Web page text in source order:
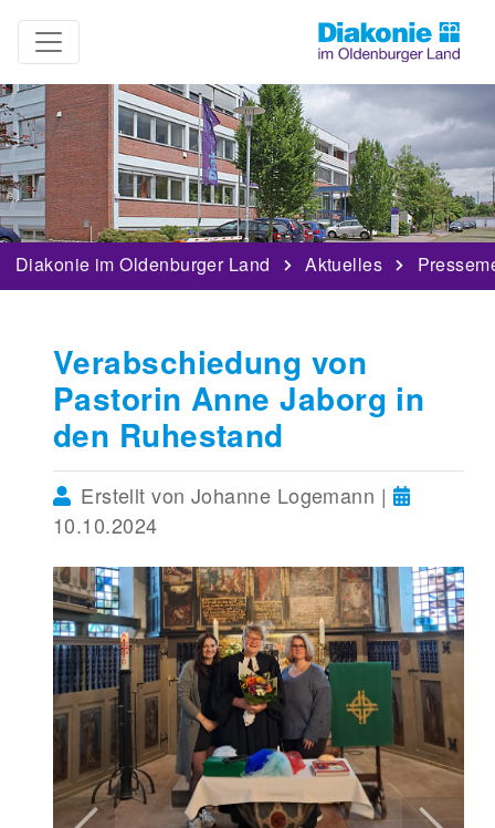
Diakonie im Oldenburger Land Aktuelles
Verabschiedung von
Pastorin Anne Jaborg in
den Ruhestand
Erstellt von Johanne Logemann |
10.10.2024
Previous Next